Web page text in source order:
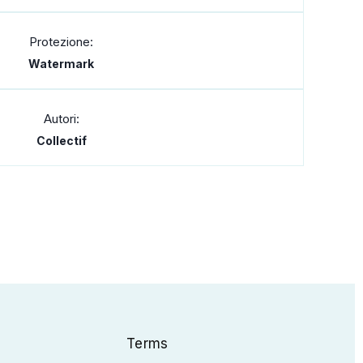
Protezione:
Watermark
Autori:
Collectif
Terms